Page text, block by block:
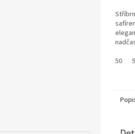
50